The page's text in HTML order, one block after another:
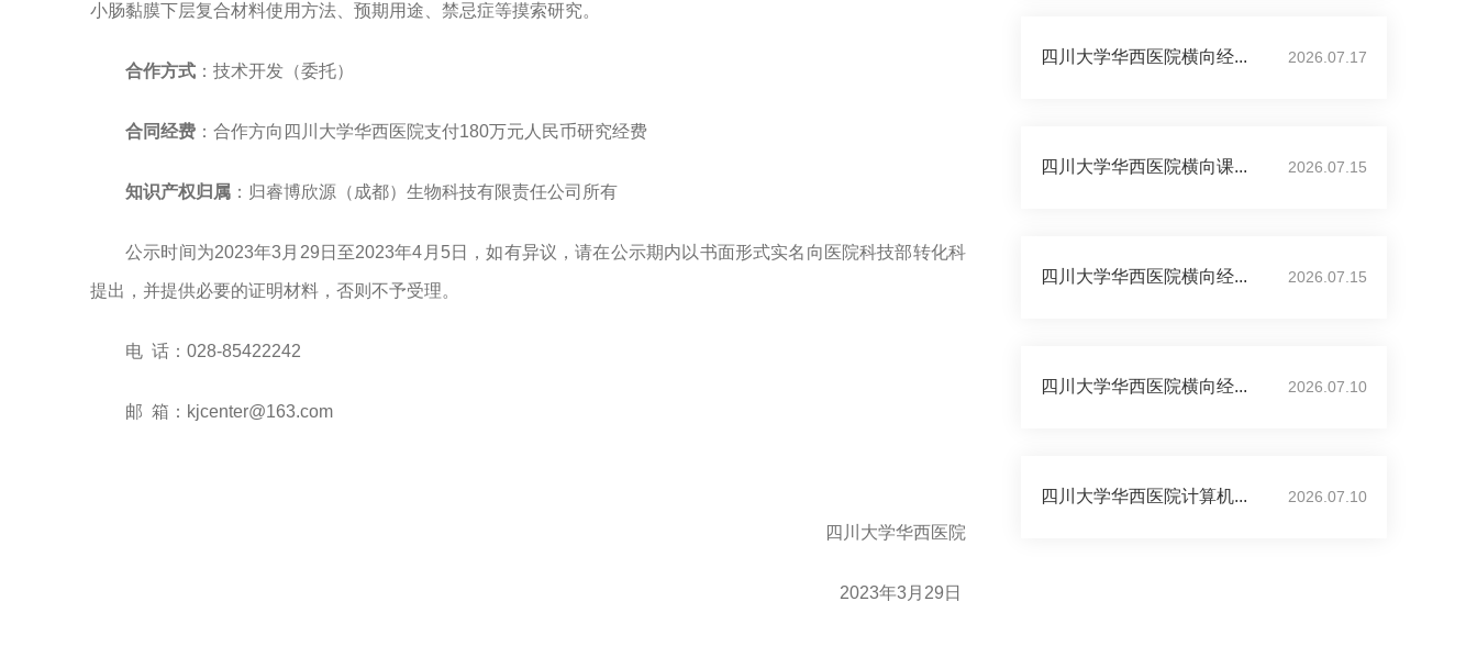
小肠黏膜下层复合材料使用方法、预期用途、禁忌症等摸索研究。
合作方式 ：技术开发（委托）
合同经费 ：合作方向四川大学华西医院支付180万元人民币研究经费
知识产权归属 ：归睿博欣源（成都）生物科技有限责任公司所有
公示时间为2023年3月29日至2023年4月5日，如有异议，请在公示期内以书面形式实名向医院科技部转化科
提出，并提供必要的证明材料，否则不予受理。
电 话：028-85422242
邮 箱：kjcenter@163.com
四川大学华西医院
2023年3月29日
四川大学华西医院横向经... 2026.07.17
四川大学华西医院横向课... 2026.07.15
四川大学华西医院横向经... 2026.07.15
四川大学华西医院横向经... 2026.07.10
四川大学华西医院计算机... 2026.07.10